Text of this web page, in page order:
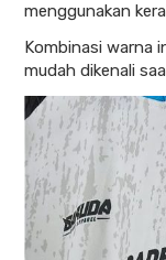
menggunakan
Kombinasi warna
mudah dikenali